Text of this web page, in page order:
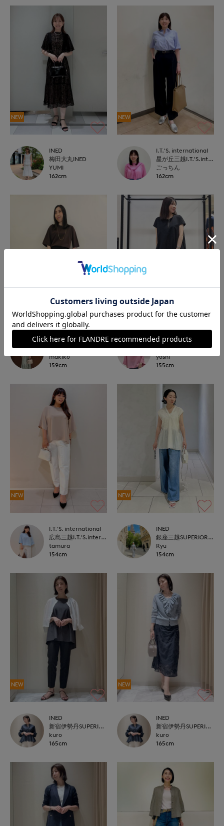
NEW
INED
梅田大丸INED
YUMI
162cm
NEW
I.T.'S. international
星が丘三越I.T.'S.international
ごっちん
162cm
INED
高松三越INED
makiko
159cm
NEW
7-IDconcept.
博多大丸7-IDconcept.
yoshi
155cm
NEW
I.T.'S. international
広島三越I.T.'S.international
tamura
154cm
NEW
INED
銀座三越SUPERIOR CLOSET GINZA
Ryu
154cm
NEW
INED
新宿伊勢丹SUPERIOR CLOSET
kuro
165cm
NEW
INED
新宿伊勢丹SUPERIOR CLOSET
kuro
165cm